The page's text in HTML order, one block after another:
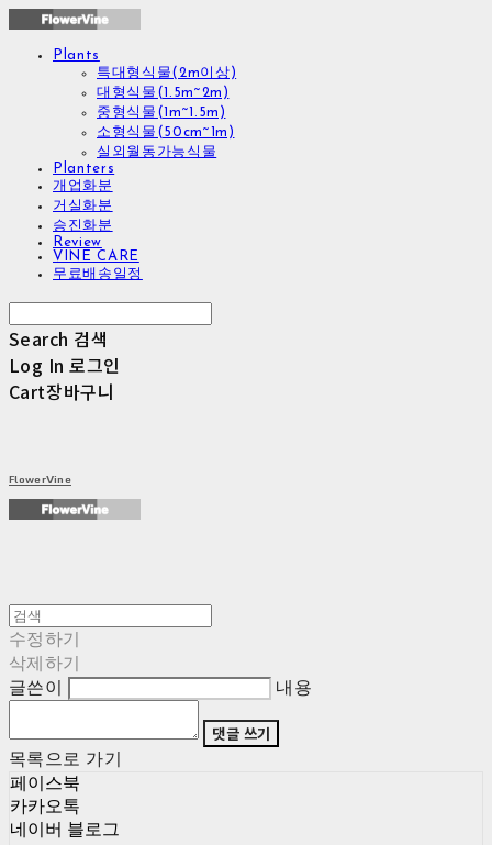
Plants
특대형식물(2m이상)
대형식물(1.5m~2m)
중형식물(1m~1.5m)
소형식물(50cm~1m)
실외월동가능식물
Planters
개업화분
거실화분
승진화분
Review
VINE CARE
무료배송일정
Search 검색
Log In 로그인
Cart장바구니
FlowerVine
수정하기
삭제하기
글쓴이
내용
댓글 쓰기
목록으로 가기
페이스북
카카오톡
네이버 블로그